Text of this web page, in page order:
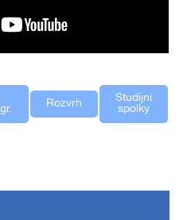
Rozvrh
Studijní
spolky